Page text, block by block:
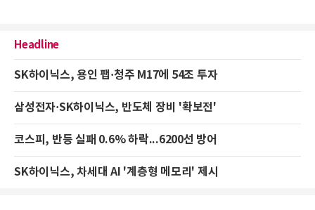
Headline
SK하이닉스, 용인 팹·청주 M17에 54조 투자
삼성전자·SK하이닉스, 반도체 장비 '확보전'
코스피, 반등 실패 0.6% 하락...6200선 방어
SK하이닉스, 차세대 AI '계층형 메모리' 제시